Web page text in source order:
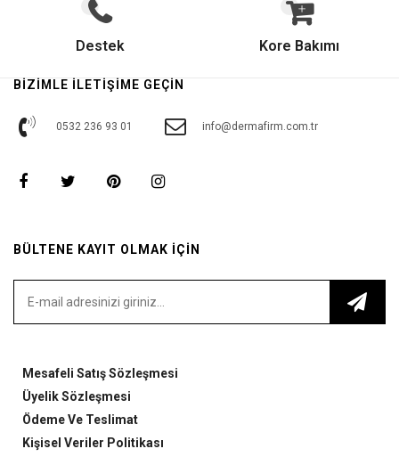
Destek Kore Bakımı
BİZİMLE İLETİŞİME GEÇİN
0532 236 93 01 info@dermafirm.com.tr
BÜLTENE KAYIT OLMAK İÇİN
Mesafeli Satış Sözleşmesi
Üyelik Sözleşmesi
Ödeme Ve Teslimat
Kişisel Veriler Politikası